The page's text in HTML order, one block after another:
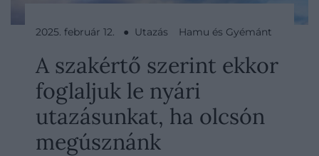
2025. február 12. ● Utazás Hamu és Gyémánt
A szakértő szerint ekkor
foglaljuk le nyári
utazásunkat, ha olcsón
megúsznánk